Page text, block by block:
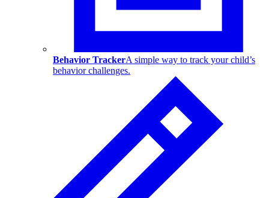
Behavior TrackerA simple way to track your child’s
behavior challenges.